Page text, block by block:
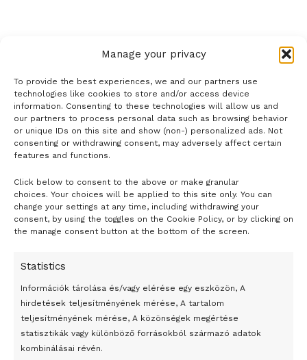
Manage your privacy
To provide the best experiences, we and our partners use
technologies like cookies to store and/or access device
information. Consenting to these technologies will allow us and
our partners to process personal data such as browsing behavior
or unique IDs on this site and show (non-) personalized ads. Not
consenting or withdrawing consent, may adversely affect certain
features and functions.
Click below to consent to the above or make granular
choices. Your choices will be applied to this site only. You can
change your settings at any time, including withdrawing your
consent, by using the toggles on the Cookie Policy, or by clicking on
the manage consent button at the bottom of the screen.
Statistics
Információk tárolása és/vagy elérése egy eszközön, A
hirdetések teljesítményének mérése, A tartalom
teljesítményének mérése, A közönségek megértése
statisztikák vagy különböző forrásokból származó adatok
kombinálásai révén.
- H I R D E T É S -